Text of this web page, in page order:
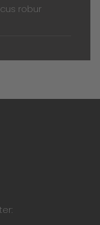
robur